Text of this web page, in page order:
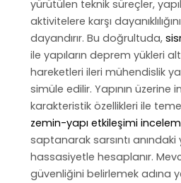
yürütülen teknik süreçler,
aktivitelere karşı
dayandırır. Bu doğrultuda,
ile yapıların deprem yükleri
hareketleri ileri mühendislik
simüle edilir. Yapının üzerine
karakteristik özellikleri ile
zemin-yapı etkileşimi
saptanarak sarsıntı anındaki
hassasiyetle hesaplanır.
güvenliğini belirlemek adına